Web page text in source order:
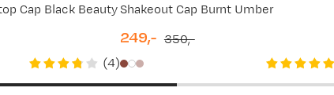
Cap Black Beauty
(4)
Shakeout Cap Burnt Umber
price
249,-
price
350,-